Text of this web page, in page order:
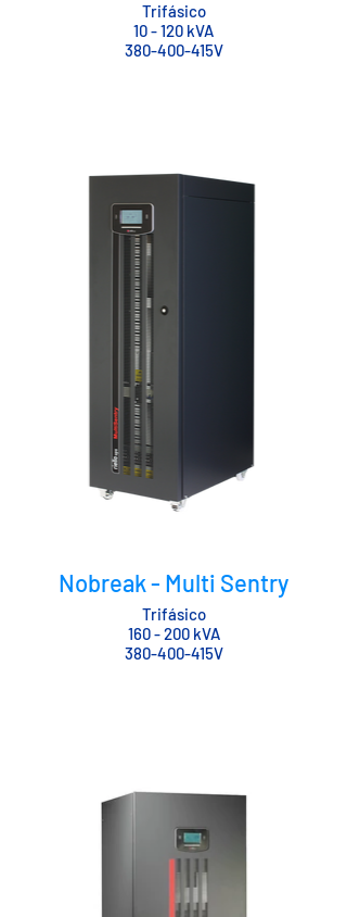
Trifásico
10 - 120 kVA
380-400-415V
Nobreak - Multi Sentry
Trifásico
160 - 200 kVA
380-400-415V